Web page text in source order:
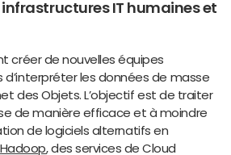
IT humaines et
créer de nouvelles équipes
d’interpréter les données de masse
des Objets. L’objectif est de traiter
de manière efficace et à moindre
de logiciels alternatifs en
Hadoop, des services de Cloud